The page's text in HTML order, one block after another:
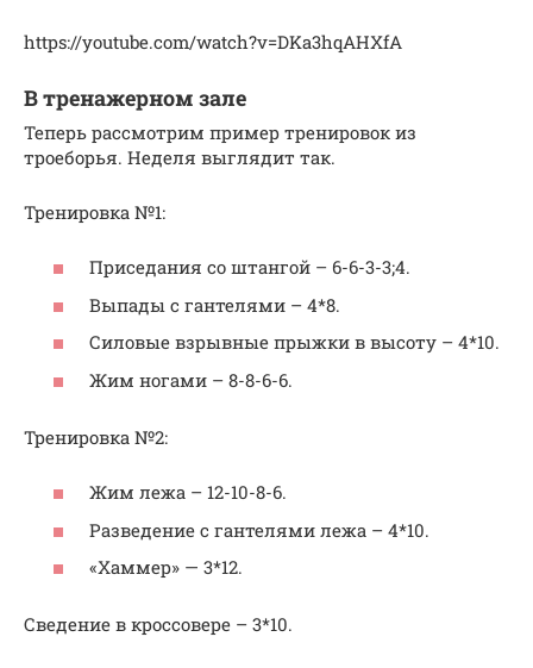
https://youtube.com/watch?v=DKa3hqAHXfA
В тренажерном зале
Теперь рассмотрим пример тренировок из
троеборья. Неделя выглядит так.
Тренировка №1:
Приседания со штангой – 6-6-3-3;4.
Выпады с гантелями – 4*8.
Силовые взрывные прыжки в высоту – 4*10.
Жим ногами – 8-8-6-6.
Тренировка №2:
Жим лежа – 12-10-8-6.
Разведение с гантелями лежа – 4*10.
«Хаммер» — 3*12.
Сведение в кроссовере – 3*10.